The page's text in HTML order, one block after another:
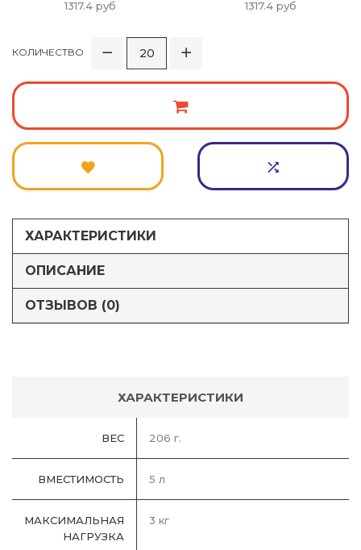
1317.4 руб 1317.4 руб
КОЛИЧЕСТВО
ХАРАКТЕРИСТИКИ
ОПИСАНИЕ
ОТЗЫВОВ (0)
ХАРАКТЕРИСТИКИ
ВЕС 206 г.
ВМЕСТИМОСТЬ 5 л
МАКСИМАЛЬНАЯ
НАГРУЗКА
3 кг